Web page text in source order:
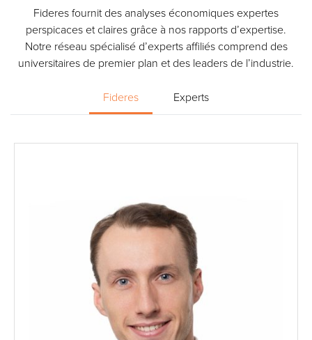
Fideres fournit des analyses économiques expertes
perspicaces et claires grâce à nos rapports d’expertise.
Notre réseau spécialisé d’experts affiliés comprend des
universitaires de premier plan et des leaders de l’industrie.
Fideres Experts